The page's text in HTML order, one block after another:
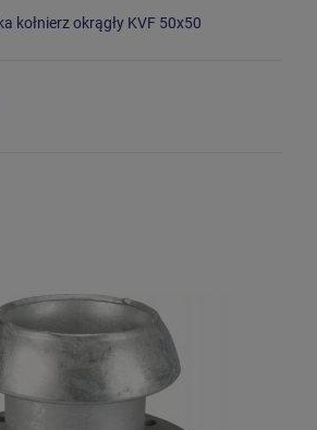
kołnierz okrągły KVF 50x50